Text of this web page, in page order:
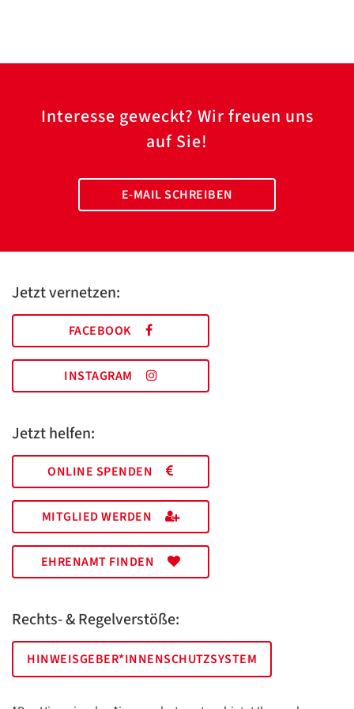
Interesse geweckt? Wir freuen uns
auf Sie!
E-MAIL SCHREIBEN
Jetzt vernetzen:
FACEBOOK
INSTAGRAM
Jetzt helfen:
ONLINE SPENDEN
MITGLIED WERDEN
EHRENAMT FINDEN
Rechts- & Regelverstöße:
HINWEISGEBER*INNENSCHUTZSYSTEM